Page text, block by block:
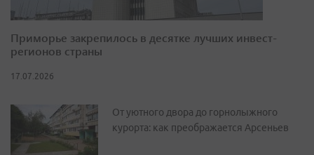
Приморье закрепилось в десятке лучших инвест-
регионов страны
17.07.2026
От уютного двора до горнолыжного
курорта: как преображается Арсеньев